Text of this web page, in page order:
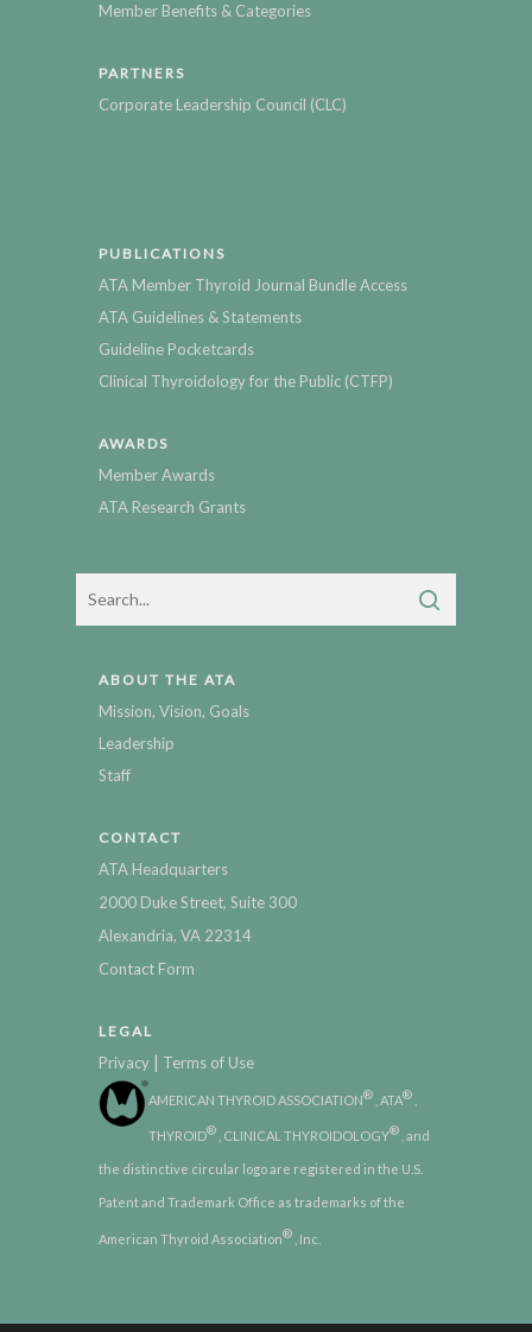
Member Benefits & Categories
PARTNERS
Corporate Leadership Council (CLC)
PUBLICATIONS
ATA Member Thyroid Journal Bundle Access
ATA Guidelines & Statements
Guideline Pocketcards
Clinical Thyroidology for the Public (CTFP)
AWARDS
Member Awards
ATA Research Grants
ABOUT THE ATA
Mission, Vision, Goals
Leadership
Staff
CONTACT
ATA Headquarters
2000 Duke Street, Suite 300
Alexandria, VA 22314
Contact Form
LEGAL
Privacy | Terms of Use
AMERICAN THYROID ASSOCIATION® , ATA®
THYROID® , CLINICAL THYROIDOLOGY® , and
the distinctive circular logo are registered in the U.S.
Patent and Trademark Office as trademarks of the
American Thyroid Association® , Inc.